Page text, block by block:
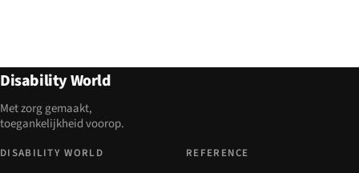
Disability World
Met zorg gemaakt,
toegankelijkheid voorop.
DISABILITY WORLD REFERENCE